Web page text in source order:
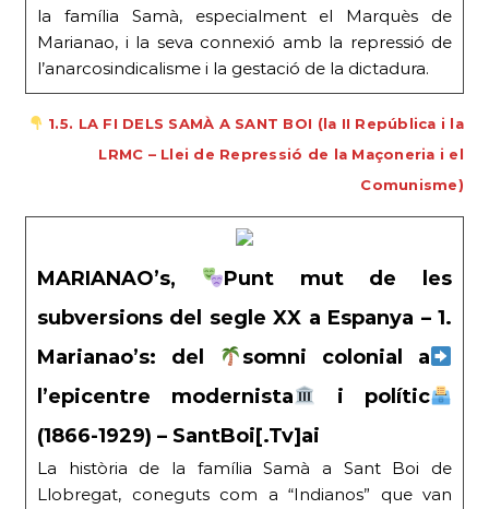
la família Samà, especialment el Marquès de
Marianao, i la seva connexió amb la repressió de
l’anarcosindicalisme i la gestació de la dictadura.
1.5. LA FI DELS SAMÀ A SANT BOI (la II República i la
LRMC – Llei de Repressió de la Maçoneria i el
Comunisme)
MARIANAO’s,
Punt mut de les
subversions del segle XX a Espanya – 1.
Marianao’s: del
somni colonial a
l’epicentre modernista
i polític
(1866-1929) – SantBoi[.Tv]ai
La història de la família Samà a Sant Boi de
Llobregat, coneguts com a “Indianos” que van